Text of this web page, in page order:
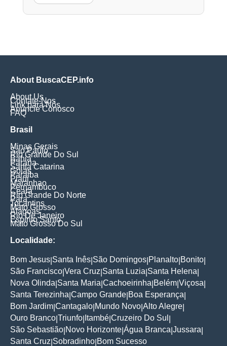
About BuscaCEP.info
About Us
Contate-Nos
Link para Nós
Anuncie Conosco
FAQ
Brasil
Minas Gerais
Sao Paulo
Rio Grande Do Sul
Bahia
Parana
Santa Catarina
Goias
Paraiba
Piaui
Maranhao
Pernambuco
Ceara
Rio Grande Do Norte
Para
Tocantins
Mato Grosso
Alagoas
Rio De Janeiro
Espirito Santo
Mato Grosso Do Sul
Localidade:
Bom Jesus Santa Inês São Domingos Planalto Bonito
São Francisco Vera Cruz Santa Luzia Santa Helena
Nova Olinda Santa Maria Cachoeirinha Belém Viçosa
Santa Terezinha Campo Grande Boa Esperança
Bom Jardim Cantagalo Mundo Novo Alto Alegre
Ouro Branco Triunfo Itambé Cruzeiro Do Sul
São Sebastião Novo Horizonte Água Branca Jussara
Santa Cruz Sobradinho Bom Sucesso